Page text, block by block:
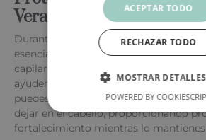
Verano
Durante los meses de calor, la
esencial. Usa productos como
capilares o aceites con factor de
ayuden a prevenir el daño causado
puedes optar por un tratamiento
dejar en el cabello, proporcionando
fortalecimiento mientras lo
ACEPTAR TODO
RECHAZAR TODO
MOSTRAR DETALLES
POWERED BY